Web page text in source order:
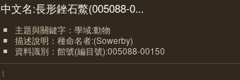
中文名:長形銼石鱉(005088-0...
主題與關鍵字：學域:動物
描述說明：種命名者:(Sowerby)
資料識別：館號(編目號):005088-00150
1